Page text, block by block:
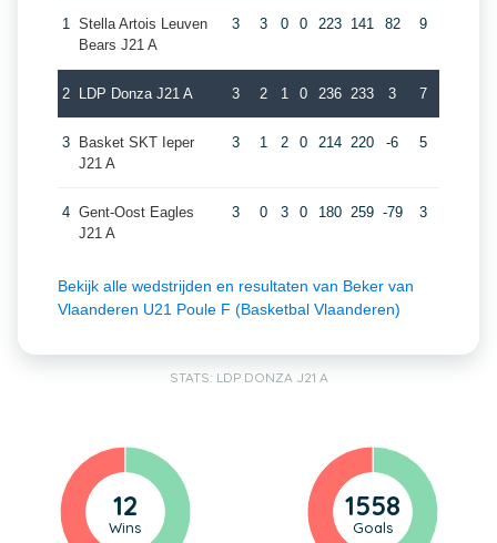
1 Stella Artois Leuven
Bears J21 A
3 3 0 0 223 141 82 9
2 LDP Donza J21 A 3 2 1 0 236 233 3 7
3
Basket SKT Ieper
J21 A
3 1 2 0 214 220 -6 5
4 Gent-Oost Eagles
J21 A
3 0 3 0 180 259 -79 3
Bekijk alle wedstrijden en resultaten van Beker van
Vlaanderen U21 Poule F (Basketbal Vlaanderen)
STATS: LDP DONZA J21 A
12
Wins
1558
Goals